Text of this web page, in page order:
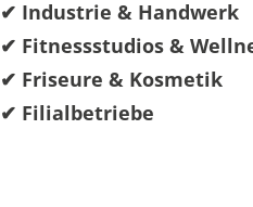
✔ Industrie & Handwerk
✔ Fitnessstudios &
✔ Friseure & Kosmetik
✔ Filialbetriebe